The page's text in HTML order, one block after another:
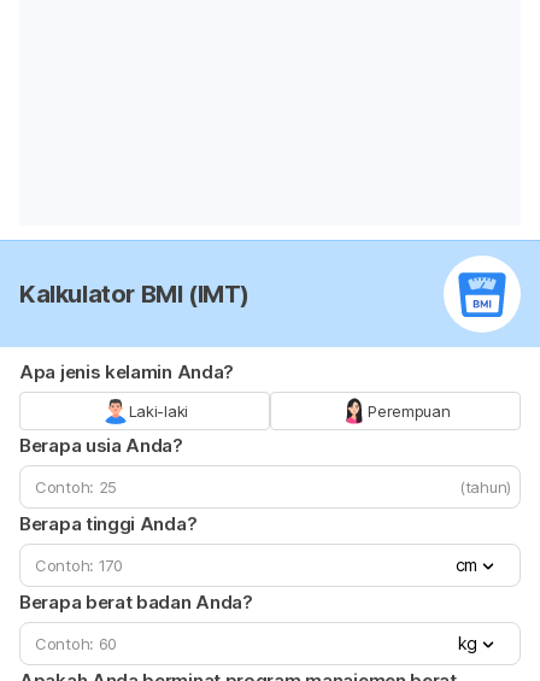
Kalkulator BMI (IMT)
Apa jenis kelamin Anda?
Laki-laki Perempuan
Berapa usia Anda?
(tahun)
Berapa tinggi Anda?
cm
Berapa berat badan Anda?
kg